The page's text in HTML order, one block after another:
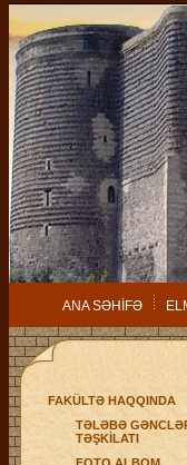
ANA SƏHİFƏ
FAKÜLTƏ HAQQINDA
TƏLƏBƏ
TƏŞKİLATI